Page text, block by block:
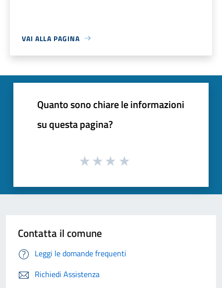
VAI ALLA PAGINA
Quanto sono chiare le informazioni
su questa pagina?
Contatta il comune
Leggi le domande frequenti
Richiedi Assistenza